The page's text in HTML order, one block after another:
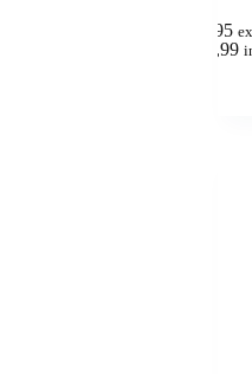
4,95
5,99